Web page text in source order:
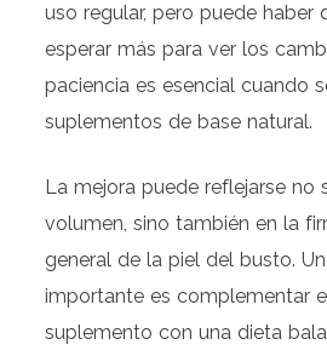
uso regular, pero puede haber
esperar más para ver los
paciencia es esencial cuando
suplementos de base natural.
La mejora puede reflejarse no
volumen, sino también en la
general de la piel del busto.
importante es complementar
suplemento con una dieta